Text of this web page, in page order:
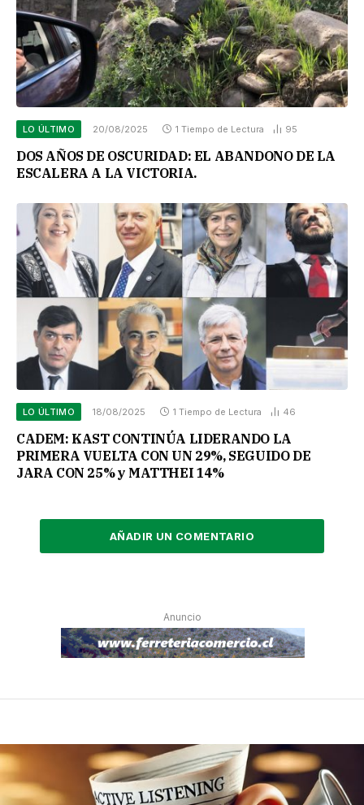
LO ÚLTIMO 20/08/2025 1 Tiempo de Lectura 95
DOS AÑOS DE OSCURIDAD: EL ABANDONO DE LA
ESCALERA A LA VICTORIA.
LO ÚLTIMO 18/08/2025 1 Tiempo de Lectura 46
CADEM: KAST CONTINÚA LIDERANDO LA
PRIMERA VUELTA CON UN 29%, SEGUIDO DE
JARA CON 25% y MATTHEI 14%
AÑADIR UN COMENTARIO
Anuncio